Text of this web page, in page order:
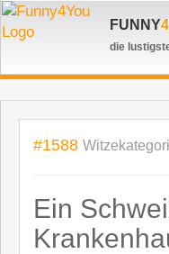
FUNNY4
die
#1588
Ein